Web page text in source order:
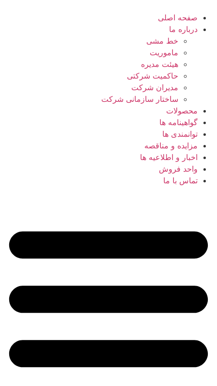
محتوا
صفحه اصلی
درباره ما
خط مشی
ماموریت
هیئت مدیره
حاکمیت شرکتی
مدیران شرکت
ساختار سازمانی شرکت
محصولات
گواهینامه ها
توانمندی ها
مزایده و مناقصه
اخبار و اطلاعیه ها
واحد فروش
تماس با ما